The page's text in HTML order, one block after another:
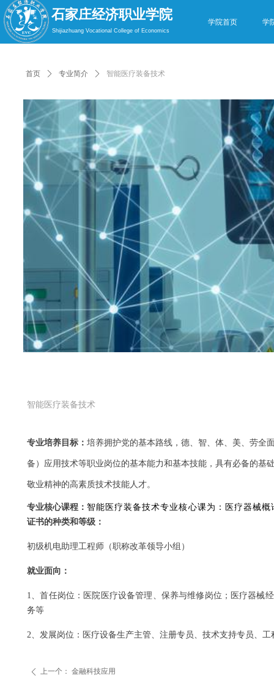
学院首页 学
石家庄经济职业学院
Shijiazhuang Vocational College of Economics
首页 ꄲ 专业简介 ꄲ 智能医疗装备技术
智能医疗装备技术
ꄴ 上一个： 金融科技应用
专业培养目标： 培养拥护党的基本路线，德、智、体、美、劳全
备）应用技术等职业岗位的基本能力和基本技能，具有必备的基
敬业精神的高素质技术技能人才。
专业核心课程：智能医疗装备技术专业核心课为：医疗器械
证书的种类和等级：
初级机电助理工程师 （职称改革领导小组）
就业面向：
1、首任岗位：医院医疗设备管理、保养与维修岗位；医疗器械
务等
2、发展岗位：医疗设备生产主管、注册专员、技术支持专员、